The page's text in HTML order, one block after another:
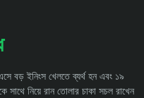
বড় ইনিংস খেলতে ব্যর্থ হন এবং ১৯
নিয়ে রান তোলার চাকা সচল রাখেন